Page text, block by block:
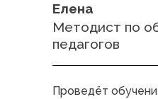
Елена
Методист по
педагогов
Проведёт